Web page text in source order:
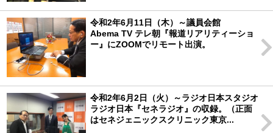
令和2年6月11日（木）～議員会館
Abema TV テレ朝『報道リアリティーショ
ー』にZOOMでリモート出演。
令和2年6月2日（火）～ラジオ日本スタジオ
ラジオ日本『セネラジオ』の収録。（正面
はセネジェニックスクリニック東京...